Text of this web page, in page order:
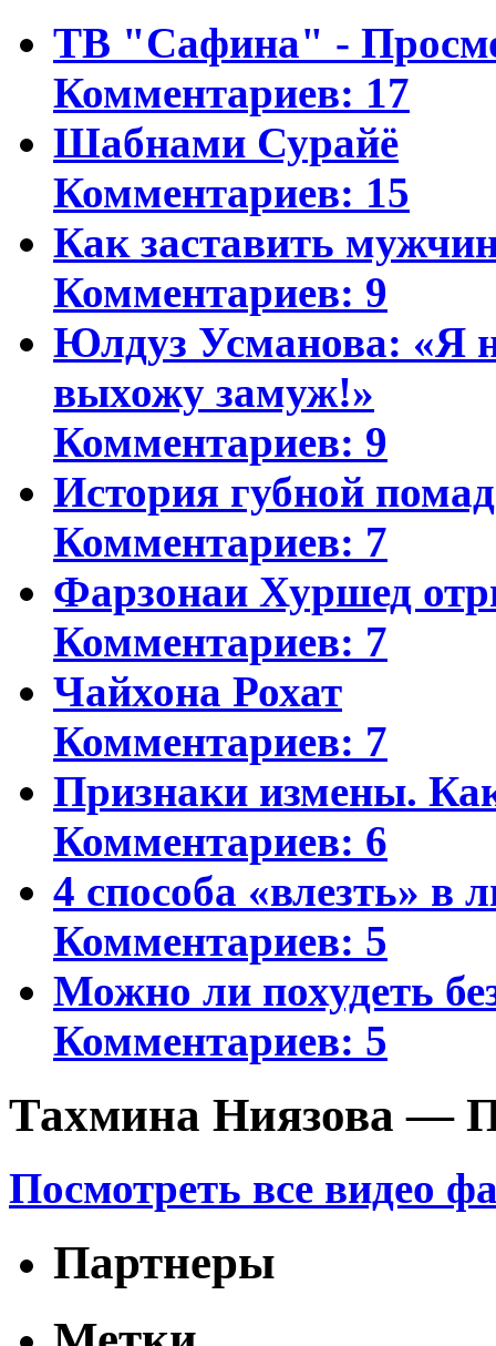
ТВ "Сафина" -
Комментариев: 17
Шабнами Сурайё
Комментариев: 15
Как заставить
Комментариев: 9
Юлдуз Усманова: «Я
выхожу замуж!»
Комментариев: 9
История губной
Комментариев: 7
Фарзонаи Хуршед
Комментариев: 7
Чайхона Рохат
Комментариев: 7
Признаки измены.
Комментариев: 6
4 способа «влезть» в
Комментариев: 5
Можно ли похудеть
Комментариев: 5
Тахмина Ниязова —
Посмотреть все видео
Партнеры